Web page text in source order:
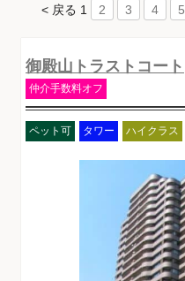
< 戻る 1 2 3 4 5
御殿山トラストコート
仲介手数料オフ
ペット可 タワー ハイクラス